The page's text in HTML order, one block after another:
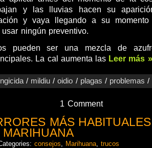
y las lluvias hacen su
y vaya llegando a su
ningún preventivo.
pueden ser una mezcla de
La cal aumenta las Leer más »
/ mildiu /oidio / plagas / problemas /
1 Comment
MÁS
MARIHUANA
consejos Marihuana ,trucos